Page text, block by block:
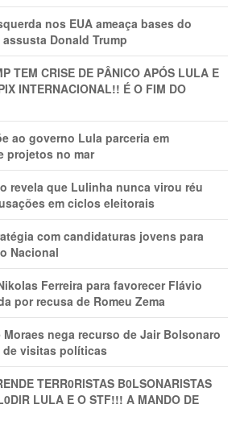
nos EUA ameaça bases do
Donald Trump
TEM CRlSE DE PÂNlCO APÓS LULA E
INTERNACIONAL!! É O FIM DO
ao governo Lula parceria em
projetos no mar
revela que Lulinha nunca virou réu
em ciclos eleitorais
com candidaturas jovens para
Nacional
Ferreira para favorecer Flávio
por recusa de Romeu Zema
nega recurso de Jair Bolsonaro
de visitas políticas
TERR0RlSTAS B0LSONARlSTAS
LULA E O STF!!! A MANDO DE